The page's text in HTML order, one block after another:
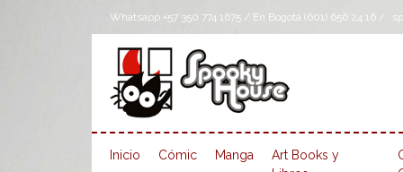
Whatsapp +57 350 774 1675 / En Bogotá (601) 656 24 16 /
Inicio Cómic Manga
Art Books y